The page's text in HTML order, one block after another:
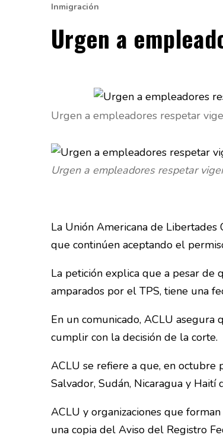
Inmigración
Urgen a
Urgen a empleadores respetar
Urgen a empleadores respetar
La Unión Americana de
que continúen aceptando el
La petición explica que a pesar de
amparados por el TPS, tiene una
En un comunicado, ACLU
cumplir con la decisión de la corte.
ACLU se refiere a que, en octubre
Salvador, Sudán, Nicaragua y
ACLU y organizaciones que
una copia del Aviso del Registro